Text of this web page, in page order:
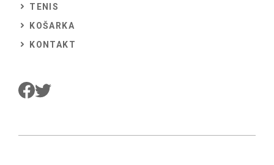
TENIS
KOŠARKA
KONTAKT